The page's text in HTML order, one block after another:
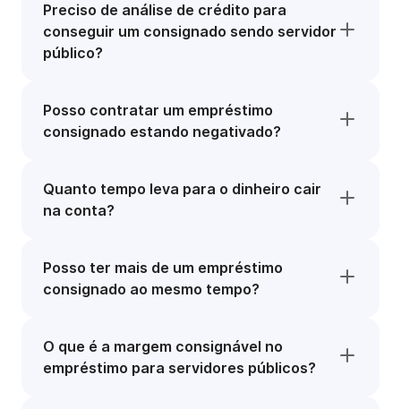
Preciso de análise de crédito para
conseguir um consignado sendo servidor
público?
Posso contratar um empréstimo
consignado estando negativado?
Quanto tempo leva para o dinheiro cair
na conta?
Posso ter mais de um empréstimo
consignado ao mesmo tempo?
O que é a margem consignável no
empréstimo para servidores públicos?